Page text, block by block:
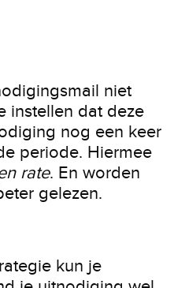
niet
instellen dat deze
nog een keer
periode. Hiermee
rate. En worden
gelezen.
kun je